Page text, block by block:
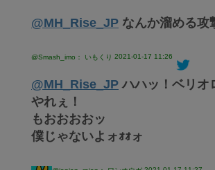
@MH_Rise_JP なんか溜める攻
@Smash_imo： いもくり 2021-01-17 11:26
@MH_Rise_JP ハハッ！ベリオ
やれぇ！
もおおおおッ
僕じゃないよォｫｫォ